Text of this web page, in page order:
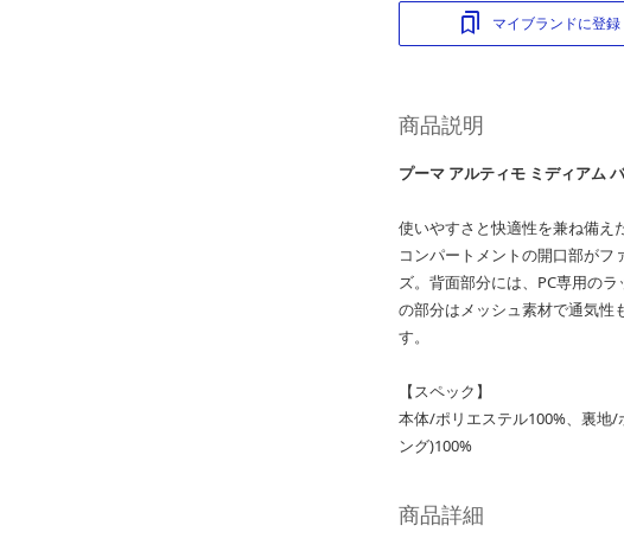
マイブランドに登録
商品説明
プーマ アルティモ ミディアム
使いやすさと快適性を兼ね備え
コンパートメントの開口部がフ
ズ。背面部分には、PC専用の
の部分はメッシュ素材で通気
す。
【スペック】
本体/ポリエステル100%、裏地/
ング)100%
商品詳細